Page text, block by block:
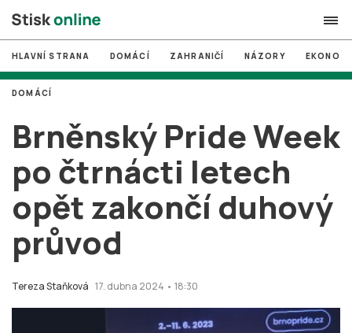
search
# MUNI
# Brno
# volby
login PŘIHLÁSIT SE
Zapomněli jste heslo?
Založit nový účet
HLAVNÍ STRANA DOMÁCÍ ZAHRANIČÍ NÁZORY
Brněnský Pride Week
po čtrnácti letech
opět zakončí duhový
průvod
Tereza Staňková 17. dubna 2024 • 18:30
DOMÁCÍ